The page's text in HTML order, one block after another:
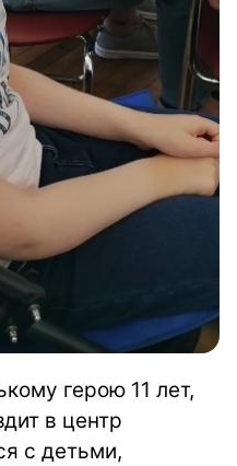
герою 11 лет,
в центр
с детьми,